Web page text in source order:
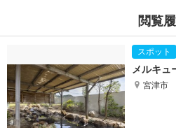
閲覧
メルキュ
宮津市